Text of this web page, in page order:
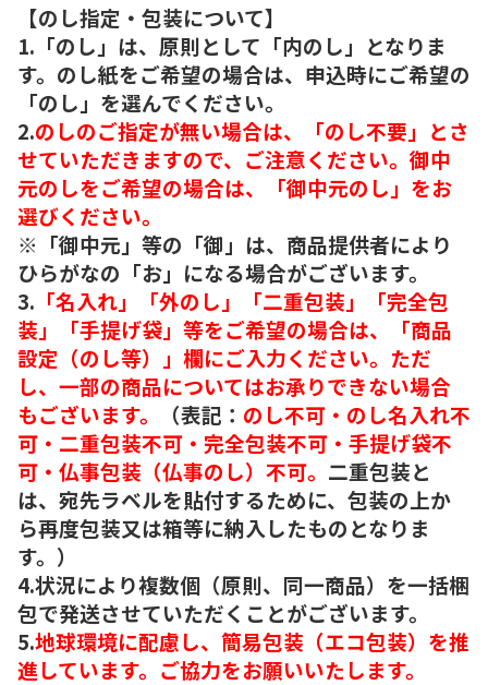
【のし指定・包装について】
1.「のし」は、原則として「内のし」となりま
す。のし紙をご希望の場合は、申込時にご希望の
「のし」を選んでください。
2.のしのご指定が無い場合は、「のし不要」とさ
せていただきますので、ご注意ください。御中
元のしをご希望の場合は、「御中元のし」をお
選びください。
※「御中元」等の「御」は、商品提供者により
ひらがなの「お」になる場合がございます。
3. 「名入れ」「外のし」「二重包装」「完全包
装」「手提げ袋」等をご希望の場合は、「商品
設定（のし等）」欄にご入力ください。ただ
し、一部の商品についてはお承りできない場合
もございます。
（表記： のし不可・のし名入れ不
可・二重包装不可・完全包装不可・手提げ袋不
可・仏事包装（仏事のし）不可。 二重包装と
は、宛先ラベルを貼付するために、包装の上か
ら再度包装又は箱等に納入したものとなりま
す。）
4.状況により複数個（原則、同一商品）を一括梱
包で発送させていただくことがございます。
5.地球環境に配慮し、簡易包装（エコ包装）を推
進しています。ご協力をお願いいたします。